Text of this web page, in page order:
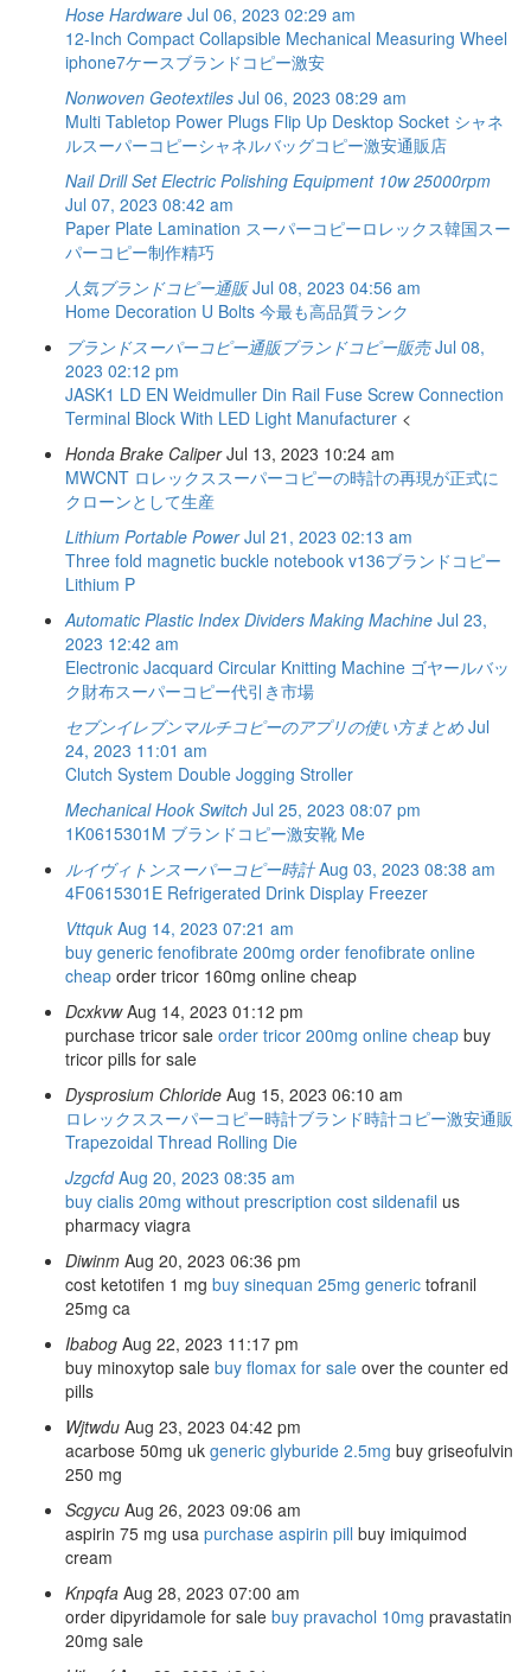
Hose Hardware Jul 06, 2023 02:29 am
12-Inch Compact Collapsible Mechanical Measuring Wheel
iphone7ケースブランドコピー激安
Nonwoven Geotextiles Jul 06, 2023 08:29 am
Multi Tabletop Power Plugs Flip Up Desktop Socket シャネ
ルスーパーコピーシャネルバッグコピー激安通販店
Nail Drill Set Electric Polishing Equipment 10w 25000rpm
Jul 07, 2023 08:42 am
Paper Plate Lamination スーパーコピーロレックス韓国スー
パーコピー制作精巧
人気ブランドコピー通販 Jul 08, 2023 04:56 am
Home Decoration U Bolts 今最も高品質ランク
ブランドスーパーコピー通販ブランドコピー販売 Jul 08,
2023 02:12 pm
JASK1 LD EN Weidmuller Din Rail Fuse Screw Connection
Terminal Block With LED Light Manufacturer <
Honda Brake Caliper Jul 13, 2023 10:24 am
MWCNT ロレックススーパーコピーの時計の再現が正式に
クローンとして生産
Lithium Portable Power Jul 21, 2023 02:13 am
Three fold magnetic buckle notebook v136ブランドコピー
Lithium P
Automatic Plastic Index Dividers Making Machine Jul 23,
2023 12:42 am
Electronic Jacquard Circular Knitting Machine ゴヤールバッ
ク財布スーパーコピー代引き市場
セブンイレブンマルチコピーのアプリの使い方まとめ Jul
24, 2023 11:01 am
Clutch System Double Jogging Stroller
Mechanical Hook Switch Jul 25, 2023 08:07 pm
1K0615301M ブランドコピー激安靴 Me
ルイヴィトンスーパーコピー時計 Aug 03, 2023 08:38 am
4F0615301E Refrigerated Drink Display Freezer
Vttquk Aug 14, 2023 07:21 am
buy generic fenofibrate 200mg order fenofibrate online
cheap order tricor 160mg online cheap
Dcxkvw Aug 14, 2023 01:12 pm
purchase tricor sale order tricor 200mg online cheap buy
tricor pills for sale
Dysprosium Chloride Aug 15, 2023 06:10 am
ロレックススーパーコピー時計ブランド時計コピー激安通販
Trapezoidal Thread Rolling Die
Jzgcfd Aug 20, 2023 08:35 am
buy cialis 20mg without prescription cost sildenafil us
pharmacy viagra
Diwinm Aug 20, 2023 06:36 pm
cost ketotifen 1 mg buy sinequan 25mg generic tofranil
25mg ca
Ibabog Aug 22, 2023 11:17 pm
buy minoxytop sale buy flomax for sale over the counter ed
pills
Wjtwdu Aug 23, 2023 04:42 pm
acarbose 50mg uk generic glyburide 2.5mg buy griseofulvin
250 mg
Scgycu Aug 26, 2023 09:06 am
aspirin 75 mg usa purchase aspirin pill buy imiquimod
cream
Knpqfa Aug 28, 2023 07:00 am
order dipyridamole for sale buy pravachol 10mg pravastatin
20mg sale